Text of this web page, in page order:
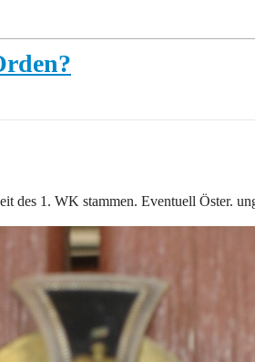
des 1. WK stammen. Eventuell Öster.